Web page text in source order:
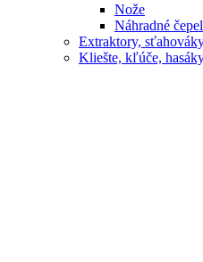
Nože
Náhradné
Extraktory,
Kliešte, kľúče,